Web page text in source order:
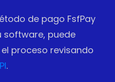
de pago FsfPay
software, puede
proceso revisando
.